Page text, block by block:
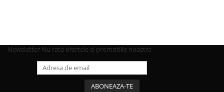
Newsletter Nu rata ofertele si promotiile noastre